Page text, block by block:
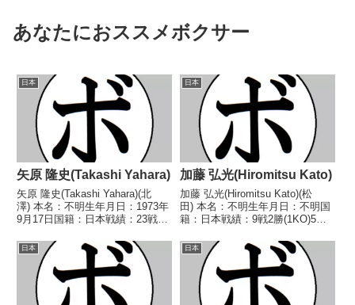
あなたにおススメボクサー
日本
矢原 隆史(Takashi Yahara)
矢原 隆史(Takashi Yahara)(北
澤) 本名：不明生年月日：1973年
9月17日国籍：日本戦績：23戦13
1996年度全日本スーパーフライ
級新人王 【戦歴】1994/04/25
●1RKO ...
日本
加藤 弘光(Hiromitsu Kato)
加藤 弘光(Hiromitsu Kato)(松
田) 本名：不明生年月日：不明国
籍：日本戦績：9戦2勝(1KO)5敗2
歴】1958/02/06 △4R判定 (採点
不明) 林 盛夫(岡
崎)1958/04/30 ○4...
日本 日本